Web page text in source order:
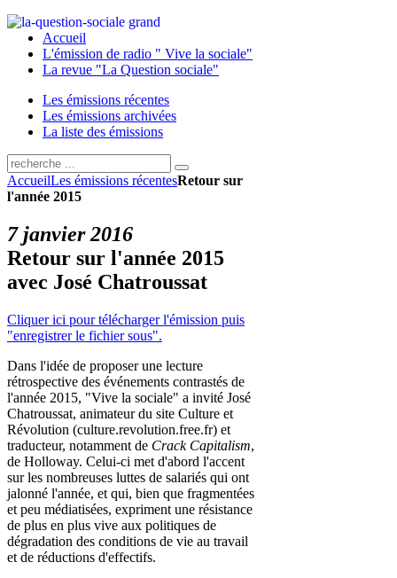
Accueil
L'émission de radio " Vive la sociale"
La revue "La Question sociale"
Les émissions récentes
Les émissions archivées
La liste des émissions
AccueilLes émissions récentesRetour sur
l'année 2015
7 janvier 2016
Retour sur l'année 2015
avec José Chatroussat
Cliquer ici pour télécharger l'émission puis
"enregistrer le fichier sous".
Dans l'idée de proposer une lecture
rétrospective des événements contrastés de
l'année 2015, "Vive la sociale" a invité José
Chatroussat, animateur du site Culture et
Révolution (culture.revolution.free.fr) et
traducteur, notamment de Crack Capitalism,
de Holloway. Celui-ci met d'abord l'accent
sur les nombreuses luttes de salariés qui ont
jalonné l'année, et qui, bien que fragmentées
et peu médiatisées, expriment une résistance
de plus en plus vive aux politiques de
dégradation des conditions de vie au travail
et de réductions d'effectifs.